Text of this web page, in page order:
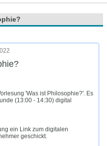
'Was ist Philosophie?'. Es
(13:00 - 14:30) digital
ein Link zum digitalen
geschickt.